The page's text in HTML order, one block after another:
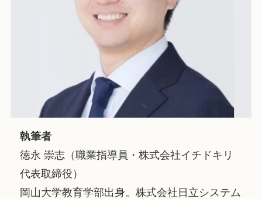
執筆者
徳永 崇志（職業指導員・株式会社イチドキリ
代表取締役）
岡山大学教育学部出身。株式会社日立システム